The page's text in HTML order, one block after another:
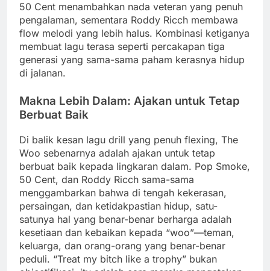
50 Cent menambahkan nada veteran yang penuh
pengalaman, sementara Roddy Ricch membawa
flow melodi yang lebih halus. Kombinasi ketiganya
membuat lagu terasa seperti percakapan tiga
generasi yang sama-sama paham kerasnya hidup
di jalanan.
Makna Lebih Dalam: Ajakan untuk Tetap
Berbuat Baik
Di balik kesan lagu drill yang penuh flexing, The
Woo sebenarnya adalah ajakan untuk tetap
berbuat baik kepada lingkaran dalam. Pop Smoke,
50 Cent, dan Roddy Ricch sama-sama
menggambarkan bahwa di tengah kekerasan,
persaingan, dan ketidakpastian hidup, satu-
satunya hal yang benar-benar berharga adalah
kesetiaan dan kebaikan kepada “woo”—teman,
keluarga, dan orang-orang yang benar-benar
peduli. “Treat my bitch like a trophy” bukan